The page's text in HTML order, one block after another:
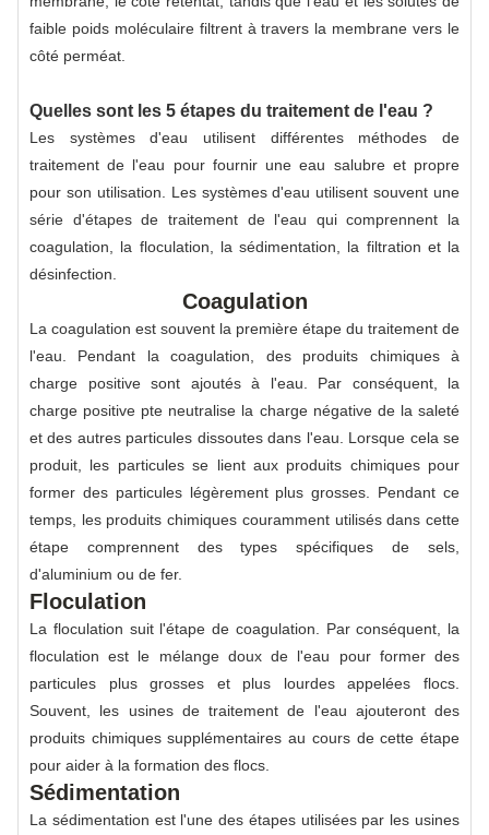
faible poids moléculaire filtrent à travers la membrane vers le
côté perméat.
Quelles sont les 5 étapes du traitement de l'eau ?
Les systèmes d'eau utilisent différentes méthodes de
traitement de l'eau pour fournir une eau salubre et propre
pour son utilisation. Les systèmes d'eau utilisent souvent une
série d'étapes de traitement de l'eau qui comprennent la
coagulation, la floculation, la sédimentation, la filtration et la
désinfection.
Coagulation
La coagulation est souvent la première étape du traitement de
l'eau. Pendant la coagulation, des produits chimiques à
charge positive sont ajoutés à l'eau. Par conséquent, la
charge positive pte neutralise la charge négative de la saleté
et des autres particules dissoutes dans l'eau. Lorsque cela se
produit, les particules se lient aux produits chimiques pour
former des particules légèrement plus grosses. Pendant ce
temps, les produits chimiques couramment utilisés dans cette
étape comprennent des types spécifiques de sels,
d'aluminium ou de fer.
Floculation
La floculation suit l'étape de coagulation. Par conséquent, la
floculation est le mélange doux de l'eau pour former des
particules plus grosses et plus lourdes appelées flocs.
Souvent, les usines de traitement de l'eau ajouteront des
produits chimiques supplémentaires au cours de cette étape
pour aider à la formation des flocs.
Sédimentation
La sédimentation est l'une des étapes utilisées par les usines